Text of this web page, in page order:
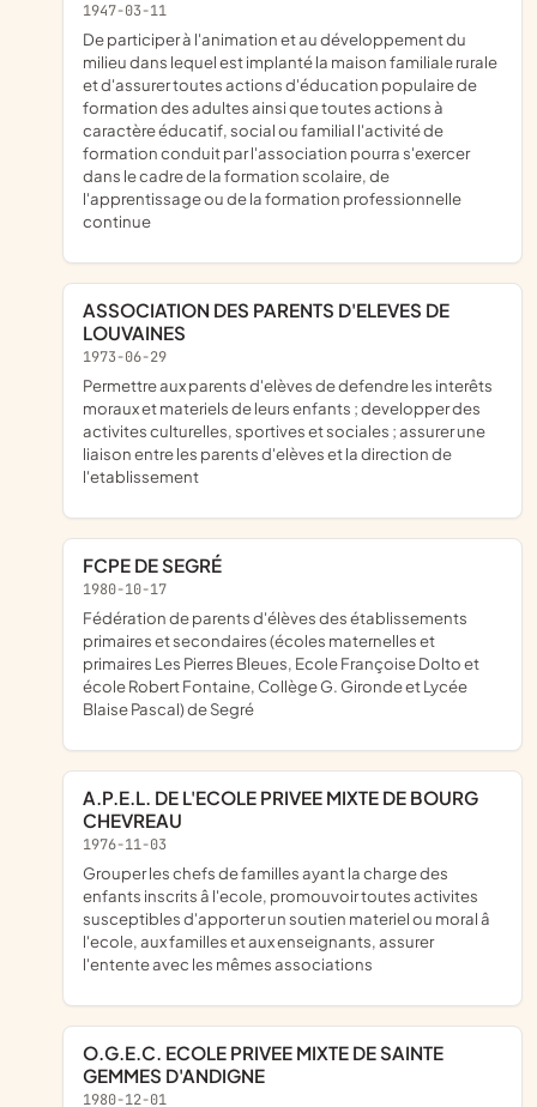
1947-03-11
de participer à l'animation et au développement du
milieu dans lequel est implanté la maison familiale rurale
et d'assurer toutes actions d'éducation populaire de
formation des adultes ainsi que toutes actions à
caractère éducatif, social ou familial l'activité de
formation conduit par l'association pourra s'exercer
dans le cadre de la formation scolaire, de
l'apprentissage ou de la formation professionnelle
continue
ASSOCIATION DES PARENTS D'ELEVES DE
LOUVAINES
1973-06-29
permettre aux parents d'elèves de defendre les interêts
moraux et materiels de leurs enfants ; developper des
activites culturelles, sportives et sociales ; assurer une
liaison entre les parents d'elèves et la direction de
l'etablissement
FCPE DE SEGRÉ
1980-10-17
fédération de parents d'élèves des établissements
primaires et secondaires (écoles maternelles et
primaires Les Pierres Bleues, Ecole Françoise Dolto et
école Robert Fontaine, Collège G. Gironde et Lycée
Blaise Pascal) de Segré
A.P.E.L. DE L'ECOLE PRIVEE MIXTE DE BOURG
CHEVREAU
1976-11-03
grouper les chefs de familles ayant la charge des
enfants inscrits â l'ecole, promouvoir toutes activites
susceptibles d'apporter un soutien materiel ou moral â
l'ecole, aux familles et aux enseignants, assurer
l'entente avec les mêmes associations
O.G.E.C. ECOLE PRIVEE MIXTE DE SAINTE
GEMMES D'ANDIGNE
1980-12-01